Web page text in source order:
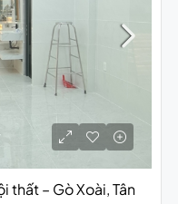
thất – Gò Xoài, Tân